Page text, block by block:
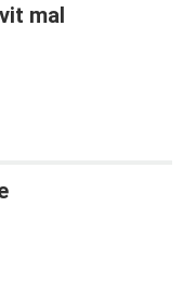
mal